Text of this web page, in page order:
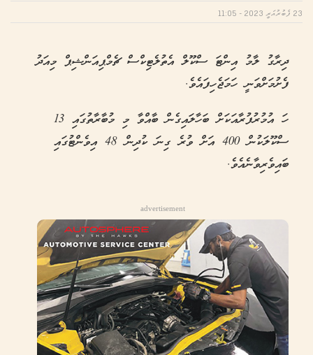
23 ފެބުރުއަރީ 2023 - 11:05
ދިރާގު ލާމު އިންޓަ ސްކޫލް އެތުލެޓިކްސް ޗެމްޕިއަންޝިޕް މިއަދު
ފެށުމަށްވަނީ ހަމަޖެހިފައެވެ.
ހަ އުމުރުފުރާއަކަށް ބަހާލައިގެން ބާއްވާ މި މުބާރާތުގައި 13
ސްކޫލަކުން 400 އަށް ވުރެ ގިނަ ކުދިން 48 އިވެންޓުގައި
ބައިވެރިވާނެއެވެ.
advertisement